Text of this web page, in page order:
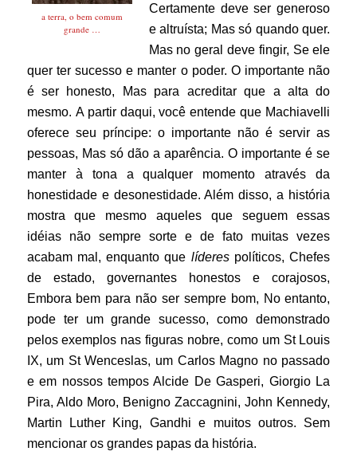
a terra, o bem comum
grande …
Certamente deve ser generoso
e altruísta; Mas só quando quer.
Mas no geral deve fingir, Se ele
quer ter sucesso e manter o poder. O importante não
é ser honesto, Mas para acreditar que a alta do
mesmo. A partir daqui, você entende que Machiavelli
oferece seu príncipe: o importante não é servir as
pessoas, Mas só dão a aparência. O importante é se
manter à tona a qualquer momento através da
honestidade e desonestidade. Além disso, a história
mostra que mesmo aqueles que seguem essas
idéias não sempre sorte e de fato muitas vezes
acabam mal, enquanto que líderespolíticos, Chefes
de estado, governantes honestos e corajosos,
Embora bem para não ser sempre bom, No entanto,
pode ter um grande sucesso, como demonstrado
pelos exemplos nas figuras nobre, como um St Louis
IX, um St Wenceslas, um Carlos Magno no passado
e em nossos tempos Alcide De Gasperi, Giorgio La
Pira, Aldo Moro, Benigno Zaccagnini, John Kennedy,
Martin Luther King, Gandhi e muitos outros. Sem
mencionar os grandes papas da história.